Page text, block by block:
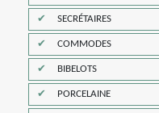
SECRÉTAIRES
COMMODES
BIBELOTS
PORCELAINE